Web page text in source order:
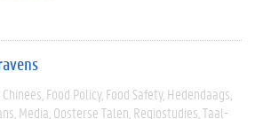
Chinees Food Policy Food Safety Hedendaags
Media Oosterse Talen Regiostudies Taal-